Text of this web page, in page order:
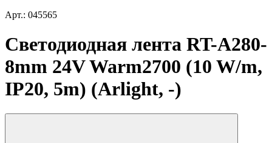
Арт.: 045565
Светодиодная лента RT-A280-
8mm 24V Warm2700 (10 W/m,
IP20, 5m) (Arlight, -)